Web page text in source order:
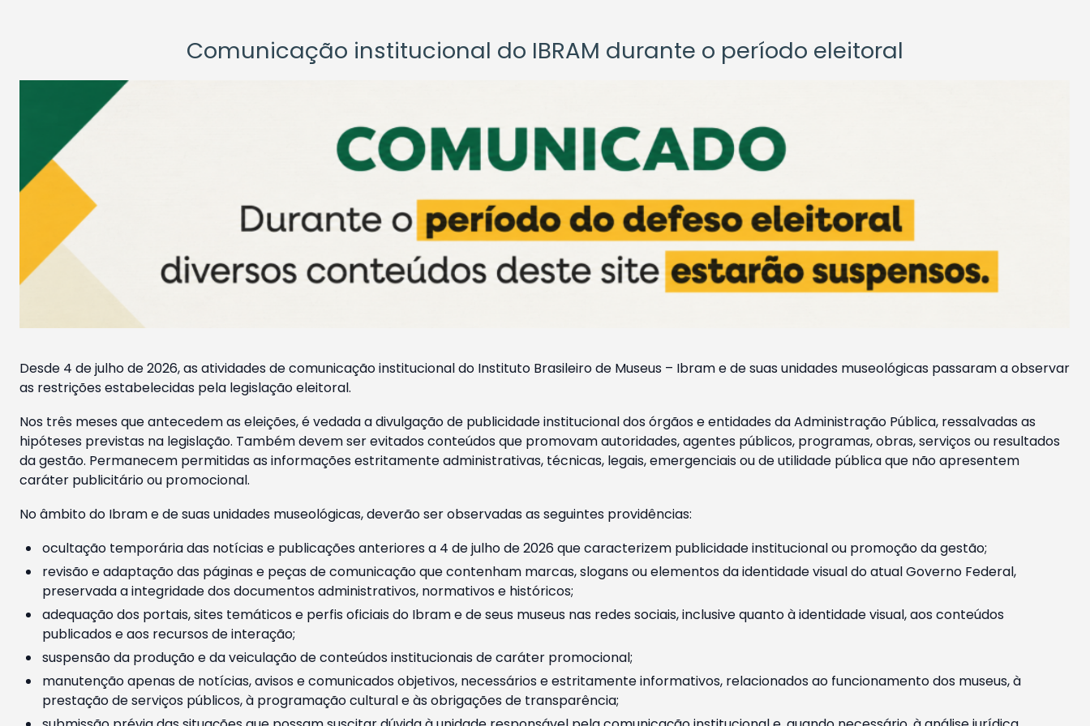
Comunicação institucional do IBRAM durante o período eleitoral
Desde 4 de julho de 2026, as atividades de comunicação institucional do Instituto Brasileiro de Museus – Ibram e de suas unidades museológicas passaram a observar
as restrições estabelecidas pela legislação eleitoral.
Nos três meses que antecedem as eleições, é vedada a divulgação de publicidade institucional dos órgãos e entidades da Administração Pública, ressalvadas as
hipóteses previstas na legislação. Também devem ser evitados conteúdos que promovam autoridades, agentes públicos, programas, obras, serviços ou resultados
da gestão. Permanecem permitidas as informações estritamente administrativas, técnicas, legais, emergenciais ou de utilidade pública que não apresentem
caráter publicitário ou promocional.
No âmbito do Ibram e de suas unidades museológicas, deverão ser observadas as seguintes providências:
ocultação temporária das notícias e publicações anteriores a 4 de julho de 2026 que caracterizem publicidade institucional ou promoção da gestão;
revisão e adaptação das páginas e peças de comunicação que contenham marcas, slogans ou elementos da identidade visual do atual Governo Federal,
preservada a integridade dos documentos administrativos, normativos e históricos;
adequação dos portais, sites temáticos e perfis oficiais do Ibram e de seus museus nas redes sociais, inclusive quanto à identidade visual, aos conteúdos
publicados e aos recursos de interação;
suspensão da produção e da veiculação de conteúdos institucionais de caráter promocional;
manutenção apenas de notícias, avisos e comunicados objetivos, necessários e estritamente informativos, relacionados ao funcionamento dos museus, à
prestação de serviços públicos, à programação cultural e às obrigações de transparência;